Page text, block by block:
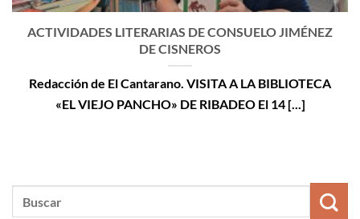
ACTIVIDADES LITERARIAS DE CONSUELO JIMÉNEZ
DE CISNEROS
Redacción de El Cantarano. VISITA A LA BIBLIOTECA
«EL VIEJO PANCHO» DE RIBADEO El 14 [...]